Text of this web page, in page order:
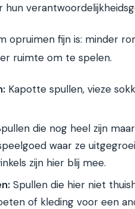
hun
opruimen fijn is: minder
ruimte om te spelen.
Kapotte spullen, vieze
die nog heel zijn
waar ze
zijn hier blij mee.
Spullen die hier niet
of kleding voor een